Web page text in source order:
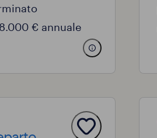
€ annuale